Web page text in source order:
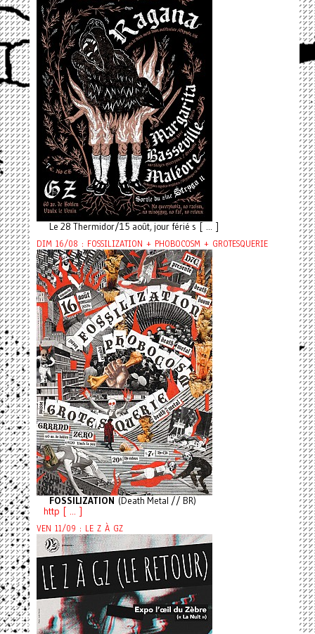
Le 28 Thermidor/15 août, jour férié s [ ... ]
DIM 16/08 : FOSSILIZATION + PHOBOCOSM + GROTESQUERIE
FOSSILIZATION (Death Metal // BR)
http [ ... ]
VEN 11/09 : LE Z À GZ